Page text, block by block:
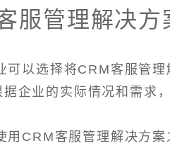
服管理解决方
可以选择将CRM客服管
企业的实际情况和需求
用CRM客服管理解决方